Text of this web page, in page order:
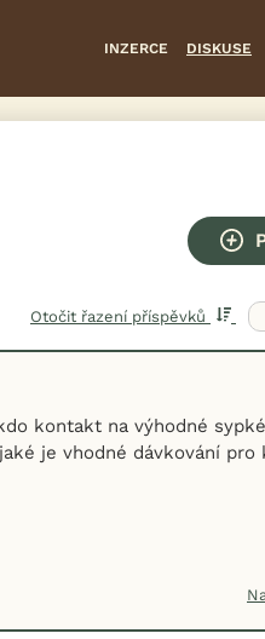
INZERCE DISKUSE
Otočit řazení příspěvků
kontakt na výhodné
je vhodné dávkování pro